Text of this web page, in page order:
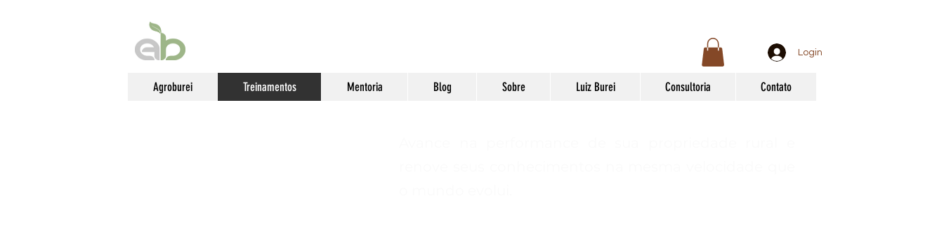
Login
Agroburei Treinamentos Mentoria Blog Sobre Luiz Burei Consultoria Contato